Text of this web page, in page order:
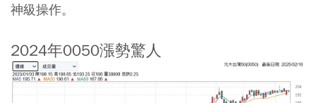
神級操作。
2024年0050漲勢驚人